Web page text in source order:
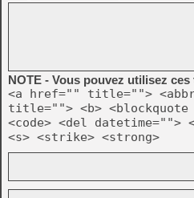
NOTE - Vous pouvez utilisez
<a href="" title="">
title=""> <b>
<code> <del datetime="">
<s> <strike> <strong>